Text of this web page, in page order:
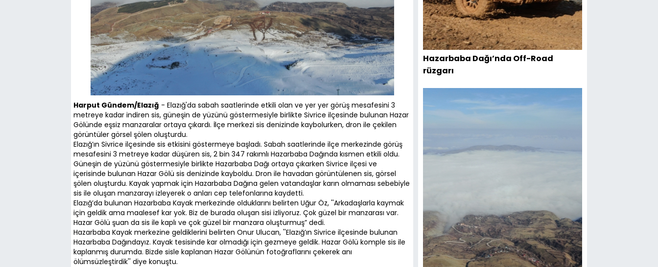
Harput Gündem/Elazığ - Elazığ'da sabah saatlerinde etkili olan ve yer yer görüş mesafesini 3
metreye kadar indiren sis, güneşin de yüzünü göstermesiyle birlikte Sivrice ilçesinde bulunan Hazar
Gölünde eşsiz manzaralar ortaya çıkardı. İlçe merkezi sis denizinde kaybolurken, dron ile çekilen
görüntüler görsel şölen oluşturdu.
Elazığ’ın Sivrice ilçesinde sis etkisini göstermeye başladı. Sabah saatlerinde ilçe merkezinde görüş
mesafesini 3 metreye kadar düşüren sis, 2 bin 347 rakımlı Hazarbaba Dağında kısmen etkili oldu.
Güneşin de yüzünü göstermesiyle birlikte Hazarbaba Dağı ortaya çıkarken Sivrice ilçesi ve
içerisinde bulunan Hazar Gölü sis denizinde kayboldu. Dron ile havadan görüntülenen sis, görsel
şölen oluşturdu. Kayak yapmak için Hazarbaba Dağına gelen vatandaşlar karın olmaması sebebiyle
sis ile oluşan manzarayı izleyerek o anları cep telefonlarına kaydetti.
Elazığ’da bulunan Hazarbaba Kayak merkezinde olduklarını belirten Uğur Öz, ''Arkadaşlarla kaymak
için geldik ama maalesef kar yok. Biz de burada oluşan sisi izliyoruz. Çok güzel bir manzarası var.
Hazar Gölü şuan da sis ile kaplı ve çok güzel bir manzara oluşturmuş” dedi.
Hazarbaba Kayak merkezine geldiklerini belirten Onur Ulucan, ''Elazığ’ın Sivrice ilçesinde bulunan
Hazarbaba Dağındayız. Kayak tesisinde kar olmadığı için gezmeye geldik. Hazar Gölü komple sis ile
kaplanmış durumda. Bizde sisle kaplanan Hazar Gölünün fotoğraflarını çekerek anı
ölümsüzleştirdik'' diye konuştu.
Hazarbaba Dağı’nda Off-Road
rüzgarı